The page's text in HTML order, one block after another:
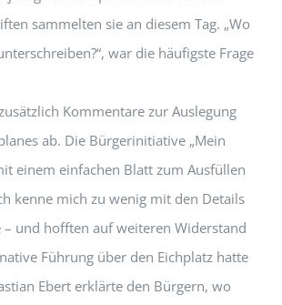
sammelten sie an diesem Tag. „Wo
war die häufigste Frage
Kommentare zur Auslegung
ab. Die Bürgerinitiative „Mein
einem einfachen Blatt zum Ausfüllen
kenne mich zu wenig mit den Details
– und hofften auf weiteren Widerstand
Führung über den Eichplatz hatte
Ebert erklärte den Bürgern, wo